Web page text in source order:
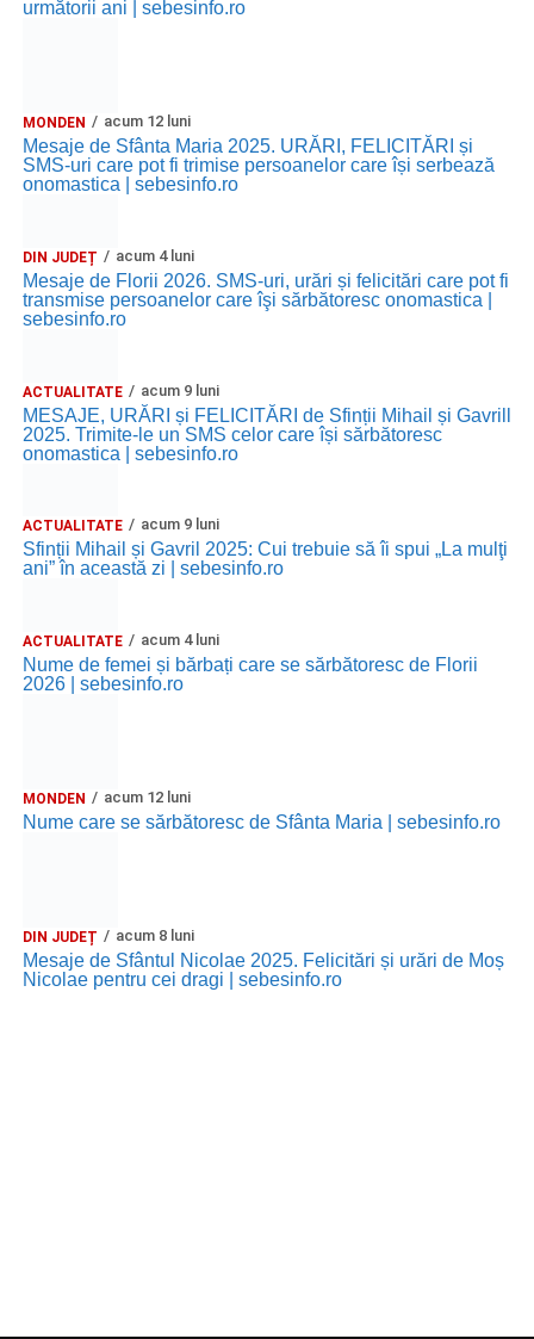
următorii ani | sebesinfo.ro
MONDEN acum 12 luni
Mesaje de Sfânta Maria 2025. URĂRI, FELICITĂRI și
SMS-uri care pot fi trimise persoanelor care își serbează
onomastica | sebesinfo.ro
DIN JUDEȚ acum 4 luni
Mesaje de Florii 2026. SMS-uri, urări și felicitări care pot fi
transmise persoanelor care îşi sărbătoresc onomastica |
sebesinfo.ro
ACTUALITATE acum 9 luni
MESAJE, URĂRI și FELICITĂRI de Sfinții Mihail și Gavrill
2025. Trimite-le un SMS celor care își sărbătoresc
onomastica | sebesinfo.ro
ACTUALITATE acum 9 luni
Sfinții Mihail și Gavril 2025: Cui trebuie să îi spui „La mulţi
ani” în această zi | sebesinfo.ro
ACTUALITATE acum 4 luni
Nume de femei și bărbați care se sărbătoresc de Florii
2026 | sebesinfo.ro
MONDEN acum 12 luni
Nume care se sărbătoresc de Sfânta Maria | sebesinfo.ro
DIN JUDEȚ acum 8 luni
Mesaje de Sfântul Nicolae 2025. Felicitări și urări de Moș
Nicolae pentru cei dragi | sebesinfo.ro